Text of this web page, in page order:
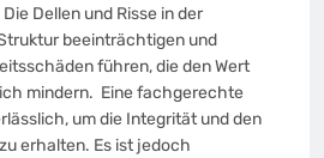
Dellen und Risse in der
beeinträchtigen und
führen, die den Wert
mindern. Eine fachgerechte
um die Integrität und den
erhalten. Es ist jedoch